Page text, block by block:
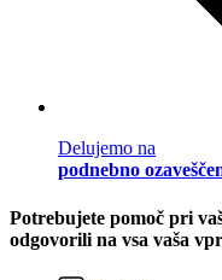
Delujemo na
podnebno
Potrebujete pomoč pri
odgovorili na vsa vaša